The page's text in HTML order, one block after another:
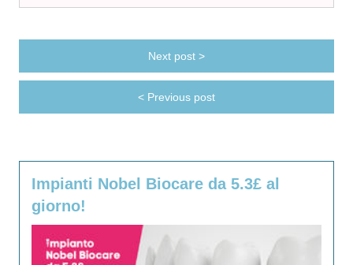
Next post >
< Previous post
Impianti Nobel Biocare da 5.3£ al
giorno!